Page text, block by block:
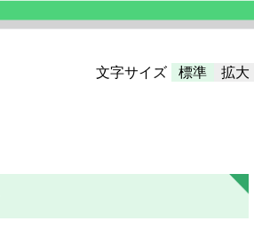
文字サイズ 標準 拡大